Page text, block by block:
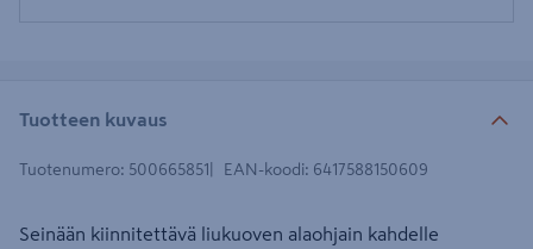
Tuotteen kuvaus
Tuotenumero: 500665851 EAN-koodi: 6417588150609
Seinään kiinnitettävä liukuoven alaohjain kahdelle